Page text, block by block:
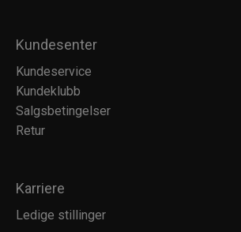
Kundesenter
Kundeservice
Kundeklubb
Salgsbetingelser
Retur
Karriere
Ledige stillinger